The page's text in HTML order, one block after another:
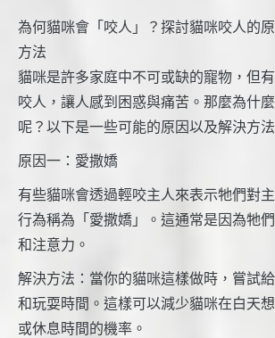
為何貓咪會「咬人」？探討貓咪咬人的
方法
貓咪是許多家庭中不可或缺的寵物，但
咬人，讓人感到困惑與痛苦。那麼為什
呢？以下是一些可能的原因以及解決方法
原因一：愛撒嬌
有些貓咪會透過輕咬主人來表示牠們對
行為稱為「愛撒嬌」。這通常是因為牠
和注意力。
解決方法：當你的貓咪這樣做時，嘗試
和玩耍時間。這樣可以減少貓咪在白天
或休息時間的機率。